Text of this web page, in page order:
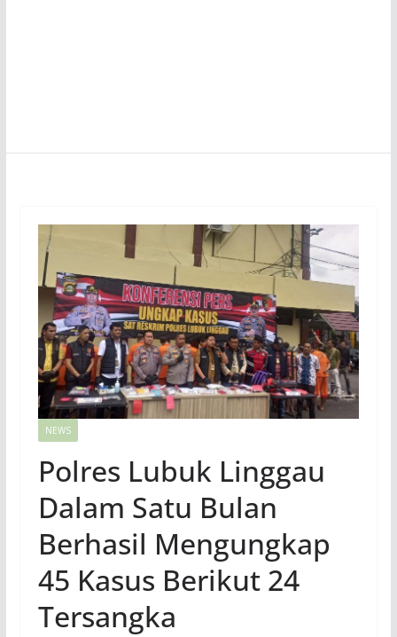
NEWS
Polres Lubuk Linggau
Dalam Satu Bulan
Berhasil Mengungkap
45 Kasus Berikut 24
Tersangka